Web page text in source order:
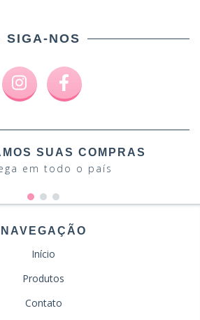
SIGA-NOS
SUAS COMPRAS
em todo o país
NAVEGAÇÃO
Início
Produtos
Contato